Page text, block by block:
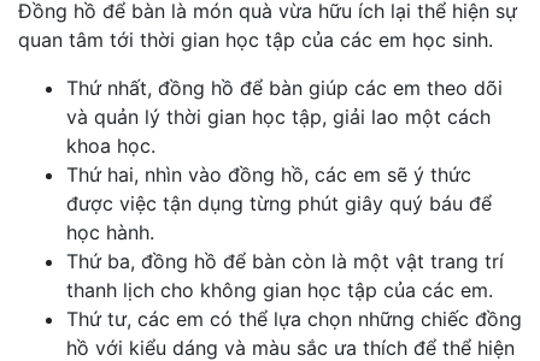
Đồng hồ để bàn là món quà vừa hữu ích lại thể hiện sự
quan tâm tới thời gian học tập của các em học sinh.
Thứ nhất, đồng hồ để bàn giúp các em theo dõi
và quản lý thời gian học tập, giải lao một cách
khoa học.
Thứ hai, nhìn vào đồng hồ, các em sẽ ý thức
được việc tận dụng từng phút giây quý báu để
học hành.
Thứ ba, đồng hồ để bàn còn là một vật trang trí
thanh lịch cho không gian học tập của các em.
Thứ tư, các em có thể lựa chọn những chiếc đồng
hồ với kiểu dáng và màu sắc ưa thích để thể hiện